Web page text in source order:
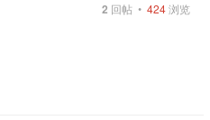
2 回帖 •424浏览